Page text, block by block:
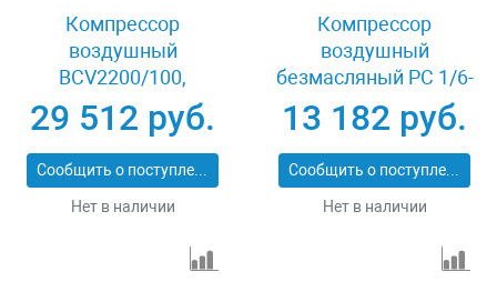
Компрессор
воздушный
BCV2200/100,
ременный привод,
2.2 кВт, 100 литров,
370 л/мин Denzel
58110
29 512 руб.
Сообщить о поступлении
Нет в наличии
Компрессор
воздушный
безмасляный РС 1/6-
180,1, 1 кВт, 180 л/
мин, 6 л Denzel 58057
13 182 руб.
Сообщить о поступлении
Нет в наличии